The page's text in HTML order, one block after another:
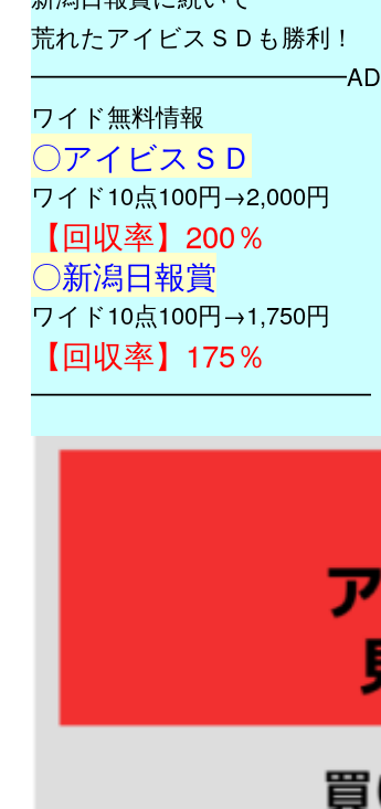
荒れたアイビスＳＤも勝利！
━━━━━━━━━━━━━AD
ワイド無料情報
〇アイビスＳＤ
ワイド10点100円→2,000円
【回収率】200％
〇新潟日報賞
ワイド10点100円→1,750円
【回収率】175％
━━━━━━━━━━━━━━